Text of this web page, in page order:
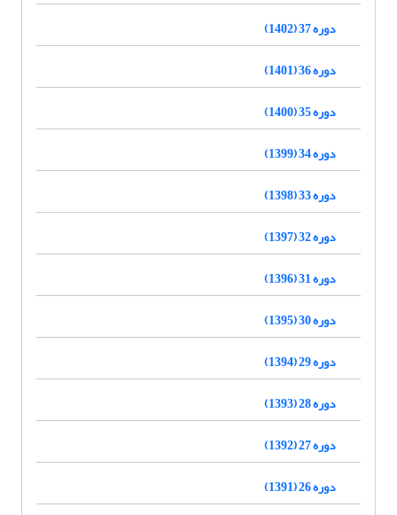
دوره 37 (1402)
دوره 36 (1401)
دوره 35 (1400)
دوره 34 (1399)
دوره 33 (1398)
دوره 32 (1397)
دوره 31 (1396)
دوره 30 (1395)
دوره 29 (1394)
دوره 28 (1393)
دوره 27 (1392)
دوره 26 (1391)